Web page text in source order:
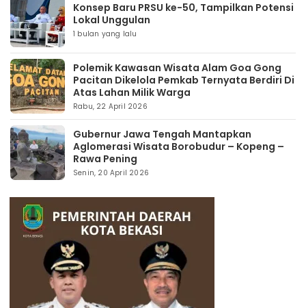
Konsep Baru PRSU ke-50, Tampilkan Potensi
Lokal Unggulan
1 bulan yang lalu
Polemik Kawasan Wisata Alam Goa Gong
Pacitan Dikelola Pemkab Ternyata Berdiri Di
Atas Lahan Milik Warga
Rabu, 22 April 2026
Gubernur Jawa Tengah Mantapkan
Aglomerasi Wisata Borobudur – Kopeng –
Rawa Pening
Senin, 20 April 2026